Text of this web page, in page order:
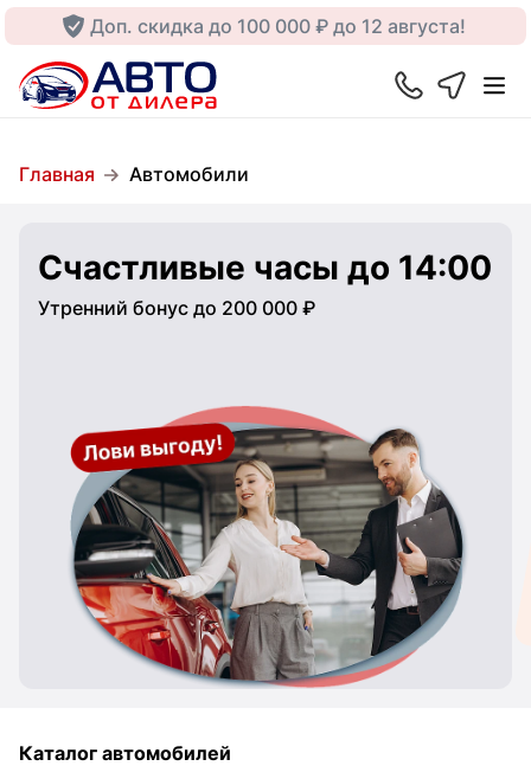
Доп. скидка до 100 000 ₽ до 12 августа!
Главная Автомобили
Счастливые часы до 14:00
Утренний бонус до 200 000 ₽
Каталог автомобилей